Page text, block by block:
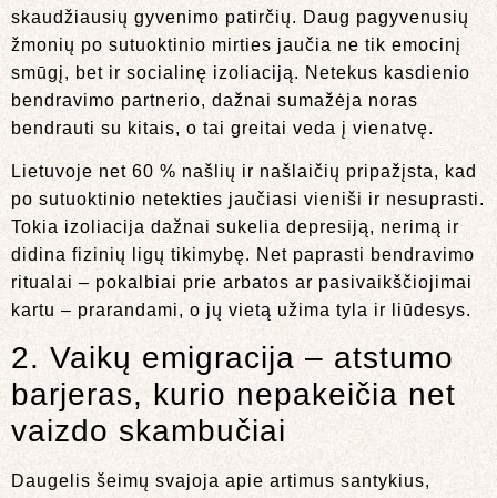
skaudžiausių gyvenimo patirčių. Daug pagyvenusių
žmonių po sutuoktinio mirties jaučia ne tik emocinį
smūgį, bet ir socialinę izoliaciją. Netekus kasdienio
bendravimo partnerio, dažnai sumažėja noras
bendrauti su kitais, o tai greitai veda į vienatvę.
Lietuvoje net 60 % našlių ir našlaičių pripažįsta, kad
po sutuoktinio netekties jaučiasi vieniši ir nesuprasti.
Tokia izoliacija dažnai sukelia depresiją, nerimą ir
didina fizinių ligų tikimybę. Net paprasti bendravimo
ritualai – pokalbiai prie arbatos ar pasivaikščiojimai
kartu – prarandami, o jų vietą užima tyla ir liūdesys.
2. Vaikų emigracija – atstumo
barjeras, kurio nepakeičia net
vaizdo skambučiai
Daugelis šeimų svajoja apie artimus santykius,